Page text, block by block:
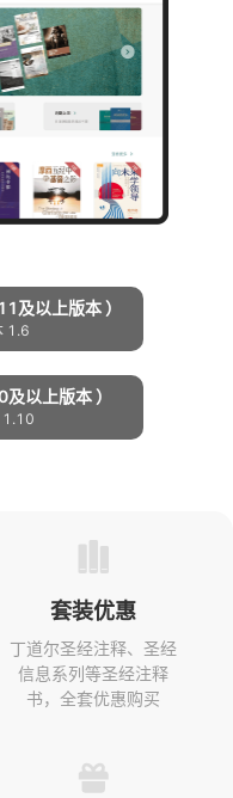
及以上版本 ）
1.6
以上版本 ）
1.10
套装优惠
丁道尔圣经注释、圣经
信息系列等圣经注释
书，全套优惠购买